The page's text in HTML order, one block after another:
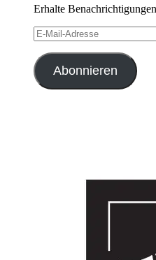
Erhalte
E-
Mail-
Adresse
Abonnieren